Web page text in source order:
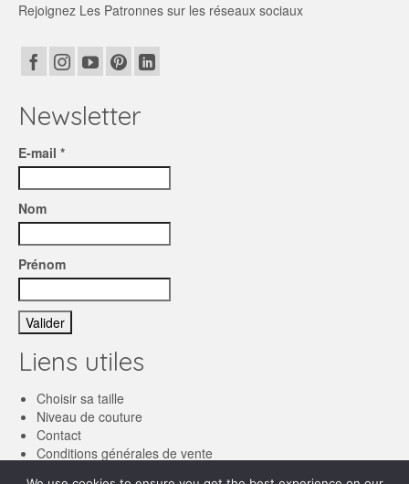
Rejoignez Les Patronnes sur les réseaux sociaux
Newsletter
E-mail *
Nom
Prénom
Liens utiles
Choisir sa taille
Niveau de couture
Contact
Conditions générales de vente